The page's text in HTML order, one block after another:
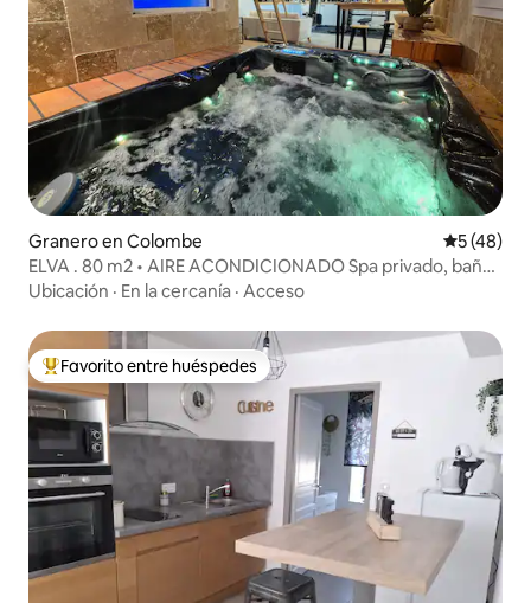
Granero en Colombe
5 (48)
ELVA . 80 m2 • AIRE ACONDICIONADO Spa privado, baño
turco y gimnasio
Ubicación · En la cercanía · Acceso
Favorito entre huéspedes preferido
Favorito entre huéspedes